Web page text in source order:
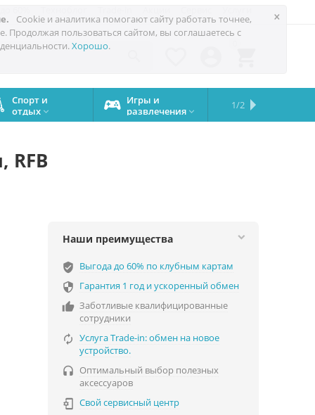
×
Cookie и аналитика помогают сайту работать точнее,
Продолжая пользоваться сайтом, вы соглашаетесь с
Хорошо.
Спорт и
отдых 
Игры и
развлечения 
Сервисный
центр
Сравните
iPhone
Подарки
на все
случаи
Запчасти
Бренды
1/2
RFB
Наши преимущества
verified_user Выгода до 60% по клубным картам
 Гарантия 1 год и ускоренный обмен
 Заботливые квалифицированные
сотрудники
 Услуга Trade-in: обмен на новое
устройство.
 Оптимальный выбор полезных
аксессуаров
 Свой сервисный центр